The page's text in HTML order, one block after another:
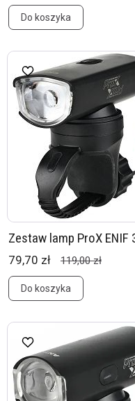
Do koszyka
Zestaw lamp ProX ENIF
79,70 zł 119,00 zł
Do koszyka